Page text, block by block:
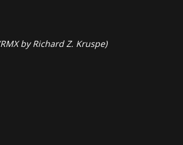
by Richard Z. Kruspe)